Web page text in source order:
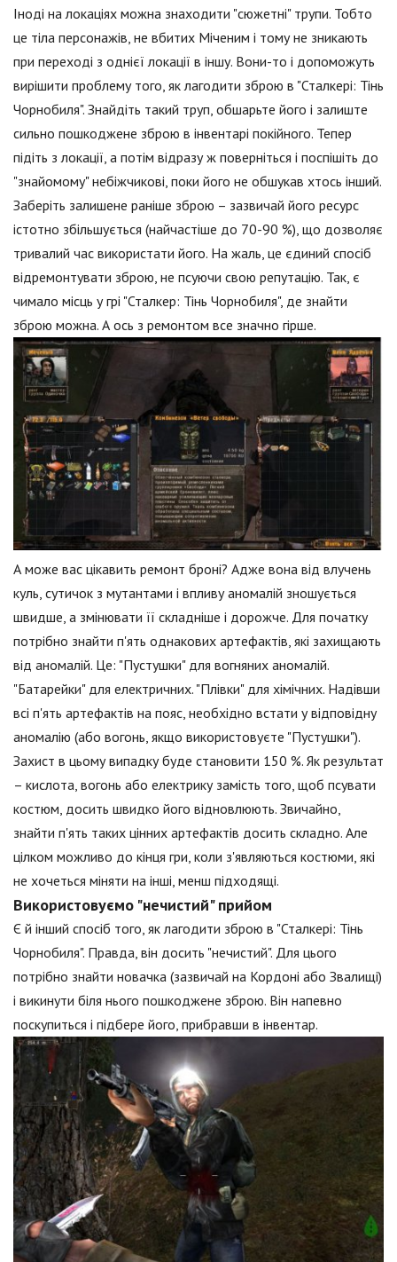
Іноді на локаціях можна знаходити "сюжетні" трупи. Тобто
це тіла персонажів, не вбитих Міченим і тому не зникають
при переході з однієї локації в іншу. Вони-то і допоможуть
вирішити проблему того, як лагодити зброю в "Сталкері: Тінь
Чорнобиля". Знайдіть такий труп, обшарьте його і залиште
сильно пошкоджене зброю в інвентарі покійного. Тепер
підіть з локації, а потім відразу ж поверніться і поспішіть до
"знайомому" небіжчикові, поки його не обшукав хтось інший.
Заберіть залишене раніше зброю – зазвичай його ресурс
істотно збільшується (найчастіше до 70-90 %), що дозволяє
тривалий час використати його. На жаль, це єдиний спосіб
відремонтувати зброю, не псуючи свою репутацію. Так, є
чимало місць у грі "Сталкер: Тінь Чорнобиля", де знайти
зброю можна. А ось з ремонтом все значно гірше.
А може вас цікавить ремонт броні? Адже вона від влучень
куль, сутичок з мутантами і впливу аномалій зношується
швидше, а змінювати її складніше і дорожче. Для початку
потрібно знайти п'ять однакових артефактів, які захищають
від аномалій. Це: "Пустушки" для вогняних аномалій.
"Батарейки" для електричних. "Плівки" для хімічних. Надівши
всі п'ять артефактів на пояс, необхідно встати у відповідну
аномалію (або вогонь, якщо використовуєте "Пустушки").
Захист в цьому випадку буде становити 150 %. Як результат
– кислота, вогонь або електрику замість того, щоб псувати
костюм, досить швидко його відновлюють. Звичайно,
знайти п'ять таких цінних артефактів досить складно. Але
цілком можливо до кінця гри, коли з'являються костюми, які
не хочеться міняти на інші, менш підходящі.
Використовуємо "нечистий" прийом
Є й інший спосіб того, як лагодити зброю в "Сталкері: Тінь
Чорнобиля". Правда, він досить "нечистий". Для цього
потрібно знайти новачка (зазвичай на Кордоні або Звалищі)
і викинути біля нього пошкоджене зброю. Він напевно
поскупиться і підбере його, прибравши в інвентар.